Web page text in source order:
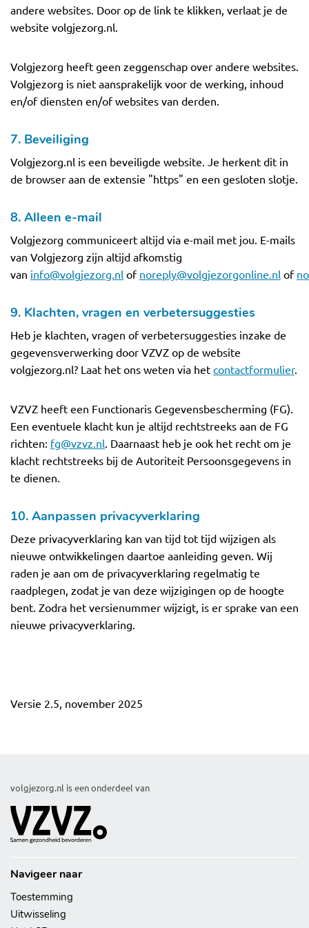
andere websites. Door op de link te klikken, verlaat je de
website volgjezorg.nl.
Volgjezorg heeft geen zeggenschap over andere websites.
Volgjezorg is niet aansprakelijk voor de werking, inhoud
en/of diensten en/of websites van derden.
7. Beveiliging
Volgjezorg.nl is een beveiligde website. Je herkent dit in
de browser aan de extensie "https" en een gesloten slotje.
8. Alleen e-mail
Volgjezorg communiceert altijd via e-mail met jou. E-mails
van Volgjezorg zijn altijd afkomstig
van info@volgjezorg.nl of noreply@volgjezorgonline.nl of
9. Klachten, vragen en verbetersuggesties
Heb je klachten, vragen of verbetersuggesties inzake de
gegevensverwerking door VZVZ op de website
volgjezorg.nl? Laat het ons weten via het contactformulier.
VZVZ heeft een Functionaris Gegevensbescherming (FG).
Een eventuele klacht kun je altijd rechtstreeks aan de FG
richten: fg@vzvz.nl. Daarnaast heb je ook het recht om je
klacht rechtstreeks bij de Autoriteit Persoonsgegevens in
te dienen.
10. Aanpassen privacyverklaring
Deze privacyverklaring kan van tijd tot tijd wijzigen als
nieuwe ontwikkelingen daartoe aanleiding geven. Wij
raden je aan om de privacyverklaring regelmatig te
raadplegen, zodat je van deze wijzigingen op de hoogte
bent. Zodra het versienummer wijzigt, is er sprake van een
nieuwe privacyverklaring.
Versie 2.5, november 2025
volgjezorg.nl is een onderdeel van
Navigeer naar
Toestemming
Uitwisseling